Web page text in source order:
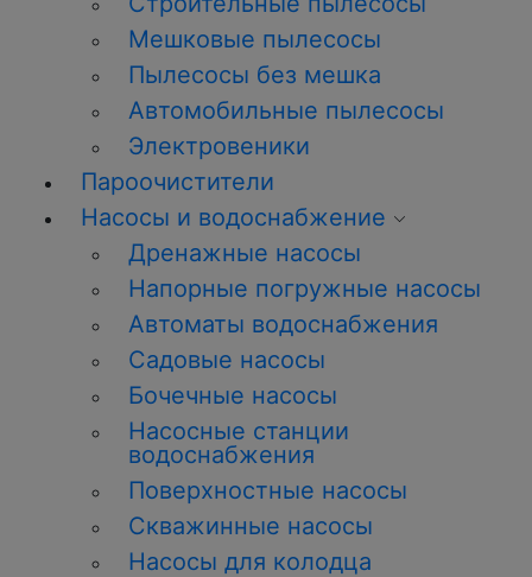
Мешковые пылесосы
Пылесосы без мешка
Автомобильные пылесосы
Электровеники
Пароочистители
Насосы и водоснабжение
Дренажные насосы
Напорные погружные насосы
Автоматы водоснабжения
Садовые насосы
Бочечные насосы
Насосные станции
водоснабжения
Поверхностные насосы
Скважинные насосы
Насосы для колодца